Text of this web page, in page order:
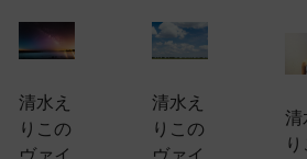
清水え
りこの
ヴァイ
清水え
りこの
ヴァイ
清